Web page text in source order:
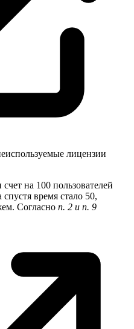
лицензии
на 100 пользователей
время стало 50,
Согласно п. 2 и п. 9